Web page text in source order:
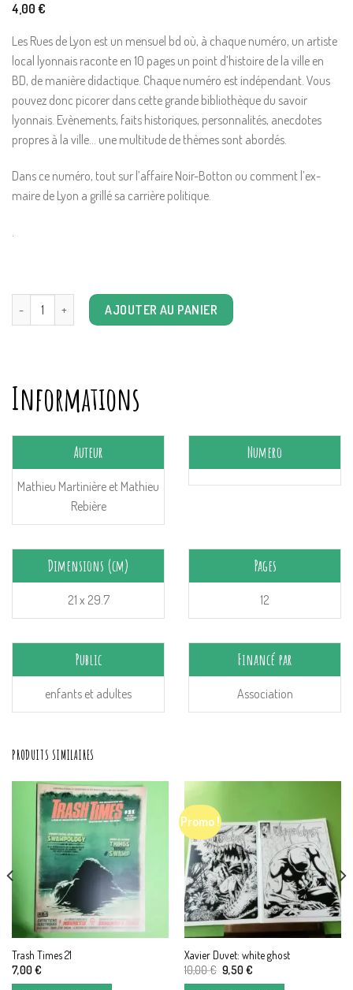
4,00 €
Les Rues de Lyon est un mensuel bd où, à chaque numéro, un artiste
local lyonnais raconte en 10 pages un point d’histoire de la ville en
BD, de manière didactique. Chaque numéro est indépendant. Vous
pouvez donc picorer dans cette grande bibliothèque du savoir
lyonnais. Evènements, faits historiques, personnalités, anecdotes
propres à la ville… une multitude de thèmes sont abordés.
Dans ce numéro, tout sur l’affaire Noir-Botton ou comment l’ex-
maire de Lyon a grillé sa carrière politique.
quantité de Les rues de Lyon n°131: L'affaire Noir-Botton
AJOUTER AU PANIER
Informations
Auteur
Mathieu Martinière et Mathieu
Rebière
Numero
Dimensions (cm)
21 x 29.7
Pages
12
Public
enfants et adultes
Financé par
Association
PRODUITS SIMILAIRES
Trash Times 21
7,00€
Promo !
Xavier Duvet: white ghost
10,00€ Le
prix
9,50€Le